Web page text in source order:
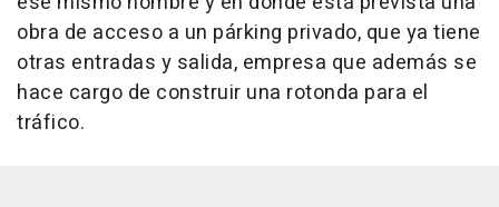
obra de acceso a un párking privado, que ya tiene
otras entradas y salida, empresa que además se
hace cargo de construir una rotonda para el
tráfico.